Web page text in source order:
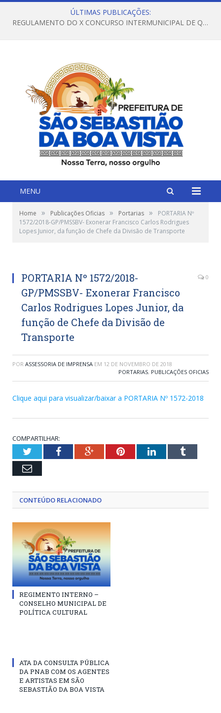
ÚLTIMAS PUBLICAÇÕES:
REGULAMENTO DO X CONCURSO INTERMUNICIPAL DE QUADRILHAS JUNINAS – 2026 – ARRAIÁ DA VENEZA
MENU
Home » Publicações Oficias » Portarias »
PORTARIA Nº
1572/2018-GP/PMSSBV- Exonerar Francisco Carlos Rodrigues
Lopes Junior, da função de Chefe da Divisão de Transporte
PORTARIA Nº 1572/2018-
GP/PMSSBV- Exonerar Francisco
Carlos Rodrigues Lopes Junior, da
função de Chefe da Divisão de
Transporte
0
POR ASSESSORIA DE IMPRENSA EM 12 DE NOVEMBRO DE 2018
PORTARIAS, PUBLICAÇÕES OFICIAS
Clique aqui para visualizar/baixar a PORTARIA Nº 1572-2018
COMPARTILHAR:
TwitterFacebookGoogle+PinterestLinkedInTumblr
Email
CONTEÚDO RELACIONADO
REGIMENTO INTERNO –
CONSELHO MUNICIPAL DE
POLÍTICA CULTURAL
ATA DA CONSULTA PÚBLICA
DA PNAB COM OS AGENTES
E ARTISTAS EM SÃO
SEBASTIÃO DA BOA VISTA